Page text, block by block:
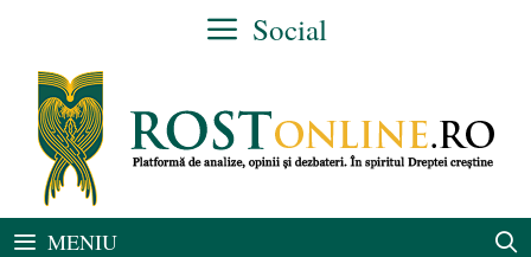
conținut
Social
MENIU